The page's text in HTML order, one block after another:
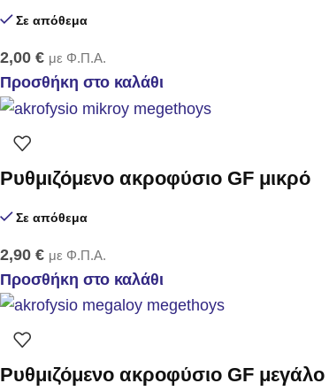
Σε απόθεμα
2,00 € με Φ.Π.Α.
Προσθήκη στο καλάθι
Ρυθμιζόμενο ακροφύσιο GF μικρό
Σε απόθεμα
2,90 € με Φ.Π.Α.
Προσθήκη στο καλάθι
Ρυθμιζόμενο ακροφύσιο GF μεγάλο